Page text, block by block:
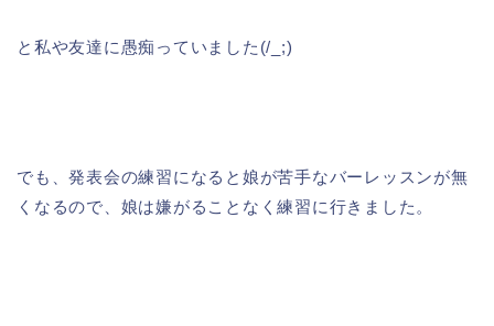
と私や友達に愚痴っていました(/_;)
でも、発表会の練習になると娘が苦手なバーレッスンが無
くなるので、娘は嫌がることなく練習に行きました。